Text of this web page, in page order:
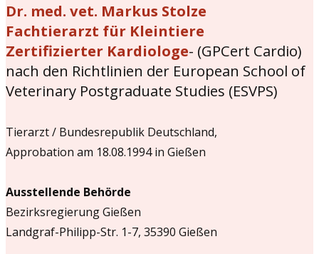
Dr. med. vet. Markus Stolze
Fachtierarzt für Kleintiere
Zertifizierter Kardiologe- (GPCert Cardio)
nach den Richtlinien der European School of
Veterinary Postgraduate Studies (ESVPS)
Tierarzt / Bundesrepublik Deutschland,
Approbation am 18.08.1994 in Gießen
Ausstellende Behörde
Bezirksregierung Gießen
Landgraf-Philipp-Str. 1-7, 35390 Gießen